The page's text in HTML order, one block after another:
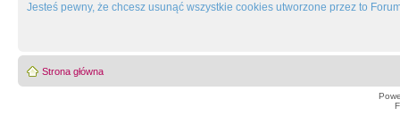
Jesteś pewny, że chcesz usunąć wszystkie cookies utworzone przez to
Strona główna